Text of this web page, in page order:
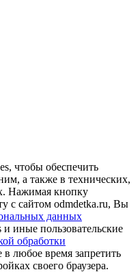
чтобы обеспечить
а также в технических,
Нажимая кнопку
с сайтом odmdetka.ru, Вы
данных
и иные пользовательские
обработки
любое время запретить
своего браузера.